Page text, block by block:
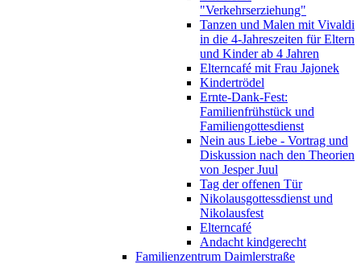
"Verkehrserziehung"
Tanzen und Malen mit Vivaldi
in die 4-Jahreszeiten für Eltern
und Kinder ab 4 Jahren
Elterncafé mit Frau Jajonek
Kindertrödel
Ernte-Dank-Fest:
Familienfrühstück und
Familiengottesdienst
Nein aus Liebe - Vortrag und
Diskussion nach den Theorien
von Jesper Juul
Tag der offenen Tür
Nikolausgottessdienst und
Nikolausfest
Elterncafé
Andacht kindgerecht
Familienzentrum Daimlerstraße